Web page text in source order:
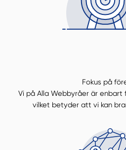
Fokus på
Vi på Alla Webbyråer är
vilket betyder att vi kan